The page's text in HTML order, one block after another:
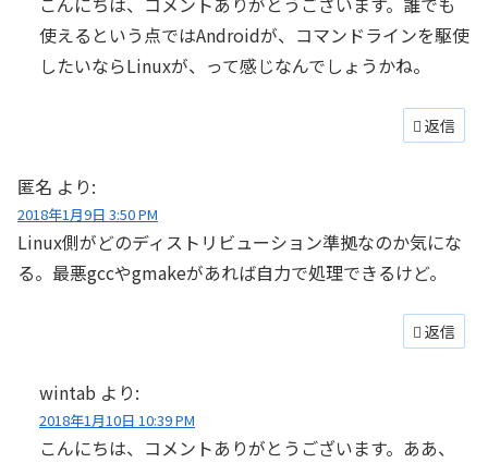
使えるという点ではAndroidが、コマンドラインを駆使
したいならLinuxが、って感じなんでしょうかね。
返信
匿名 より:
2018年1月9日 3:50 PM
Linux側がどのディストリビューション準拠なのか気にな
る。最悪gccやgmakeがあれば自力で処理できるけど。
返信
wintab より:
2018年1月10日 10:39 PM
こんにちは、コメントありがとうございます。ああ、